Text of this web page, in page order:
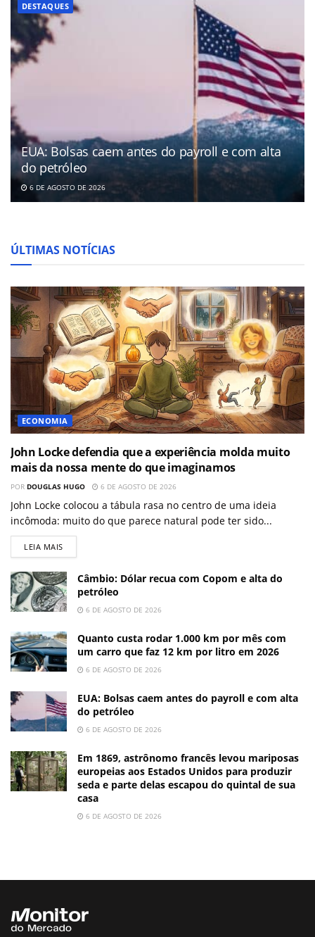
DESTAQUES
EUA: Bolsas caem antes do payroll e com alta
do petróleo
6 DE AGOSTO DE 2026
ÚLTIMAS NOTÍCIAS
ECONOMIA
John Locke defendia que a experiência molda muito
mais da nossa mente do que imaginamos
POR DOUGLAS HUGO 6 DE AGOSTO DE 2026
John Locke colocou a tábula rasa no centro de uma ideia
incômoda: muito do que parece natural pode ter sido...
LEIA MAIS
Câmbio: Dólar recua com Copom e alta do
petróleo
6 DE AGOSTO DE 2026
Quanto custa rodar 1.000 km por mês com
um carro que faz 12 km por litro em 2026
6 DE AGOSTO DE 2026
EUA: Bolsas caem antes do payroll e com alta
do petróleo
6 DE AGOSTO DE 2026
Em 1869, astrônomo francês levou mariposas
europeias aos Estados Unidos para produzir
seda e parte delas escapou do quintal de sua
casa
6 DE AGOSTO DE 2026